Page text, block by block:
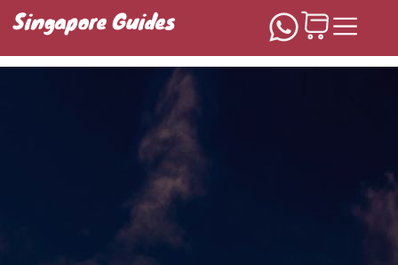
Singapore Guides
Домашняя